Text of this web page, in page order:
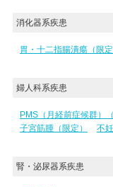
消化器系疾患
胃・十二指腸潰瘍（限定
婦人科系疾患
PMS（月経前症候群）（
子宮筋腫（限定）
不
腎・泌尿器系疾患